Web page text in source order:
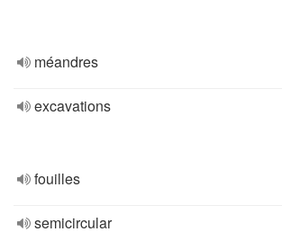
méandres
excavations
fouilles
semicircular